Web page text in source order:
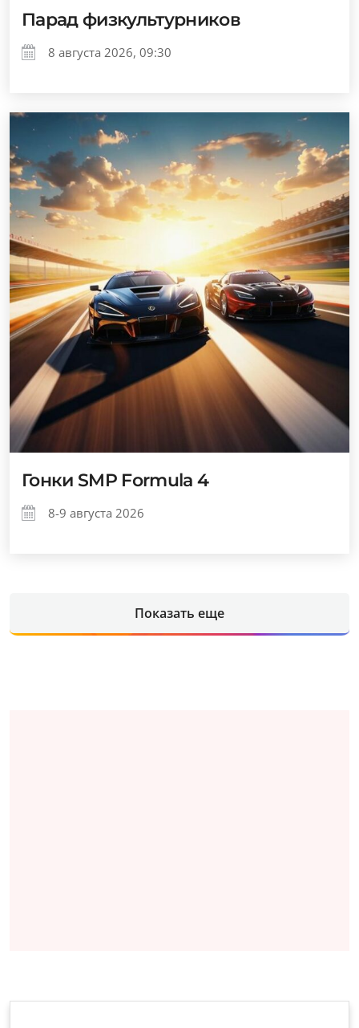
Парад физкультурников
8 августа 2026, 09:30
Гонки SMP Formula 4
8-9 августа 2026
Показать еще